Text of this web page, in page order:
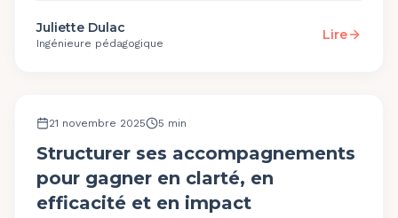
Juliette Dulac
Ingénieure pédagogique
Lire
OUTILS ET PLATEFORME
21 novembre 2025 5 min
Structurer ses accompagnements
pour gagner en clarté, en
efficacité et en impact